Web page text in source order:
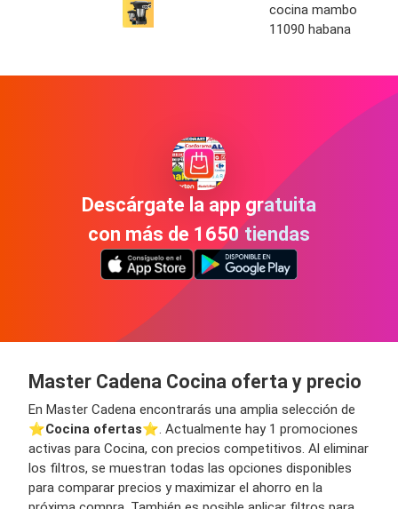
cocina mambo
11090 habana
Descárgate la app gratuita
con más de 1650 tiendas
Master Cadena Cocina oferta y precio
En Master Cadena encontrarás una amplia selección de
⭐️Cocina ofertas⭐️. Actualmente hay 1 promociones
activas para Cocina, con precios competitivos. Al eliminar
los filtros, se muestran todas las opciones disponibles
para comparar precios y maximizar el ahorro en la